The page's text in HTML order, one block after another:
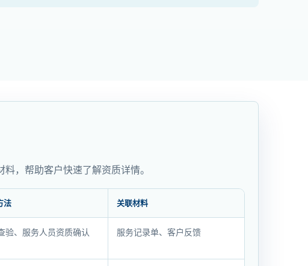
，帮助客户快速了解资质详情。
法 关联材料
验、服务人员资质确认 服务记录单、客户反馈